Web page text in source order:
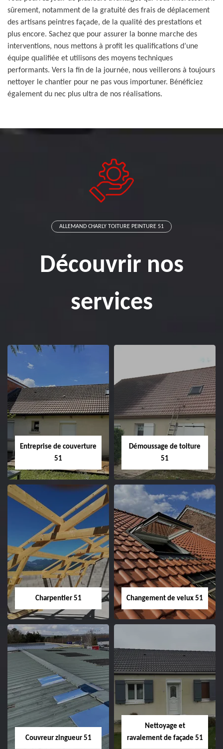
sûrement, notamment de la gratuité des frais de déplacement
des artisans peintres façade, de la qualité des prestations et
plus encore. Sachez que pour assurer la bonne marche des
interventions, nous mettons à profit les qualifications d’une
équipe qualifiée et utilisons des moyens techniques
performants. Vers la fin de la journée, nous veillerons à toujours
nettoyer le chantier pour ne pas vous importuner. Bénéficiez
également du nec plus ultra de nos réalisations.
ALLEMAND CHARLY TOITURE PEINTURE 51
Découvrir nos
services
Entreprise de couverture
51
Entreprise de
couverture 51
Démoussage de toiture
51
Démoussage de
toiture 51
Charpentier 51
Charpentier 51
Changement de velux 51
Changement de
velux 51
Couvreur zingueur 51
Nettoyage et
ravalement de façade 51